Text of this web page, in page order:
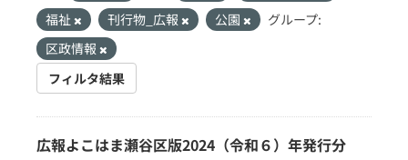
福祉
刊行物_広報 公園
グループ:
区政情報
フィルタ結果
広報よこはま瀬谷区版2024（令和６）年発行分